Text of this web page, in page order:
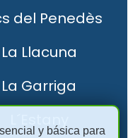
del Penedès
La Llacuna
La Garriga
y básica para